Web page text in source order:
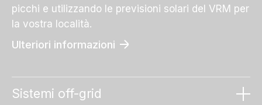
picchi e utilizzando le previsioni solari del VRM per
la vostra località.
Ulteriori informazioni
Sistemi off-grid